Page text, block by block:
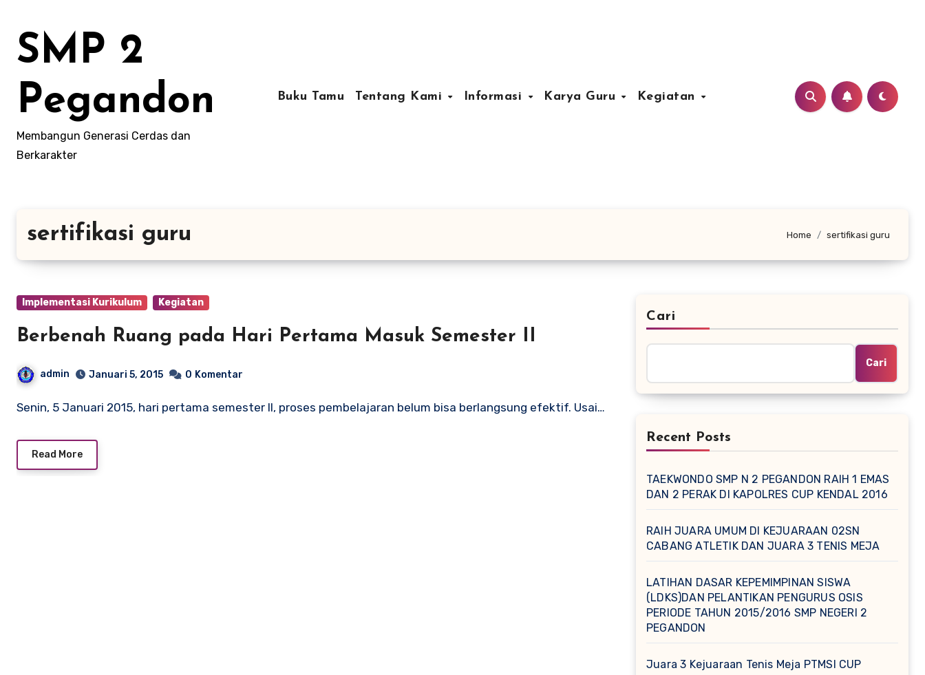
kontenSMP 2
Pegandon
Membangun Generasi Cerdas dan
Berkarakter
Buku Tamu Tentang Kami Informasi Karya Guru Kegiatan
sertifikasi guru Home sertifikasi guru
Implementasi Kurikulum Kegiatan
Berbenah Ruang pada Hari Pertama Masuk Semester II
admin Januari 5, 2015 0 Komentar
Senin, 5 Januari 2015, hari pertama semester II, proses pembelajaran belum bisa berlangsung efektif. Usai…
Read More
Cari
Cari
Recent Posts
TAEKWONDO SMP N 2 PEGANDON RAIH 1 EMAS
DAN 2 PERAK DI KAPOLRES CUP KENDAL 2016
RAIH JUARA UMUM DI KEJUARAAN 02SN
CABANG ATLETIK DAN JUARA 3 TENIS MEJA
LATIHAN DASAR KEPEMIMPINAN SISWA
(LDKS)DAN PELANTIKAN PENGURUS OSIS
PERIODE TAHUN 2015/2016 SMP NEGERI 2
PEGANDON
Juara 3 Kejuaraan Tenis Meja PTMSI CUP